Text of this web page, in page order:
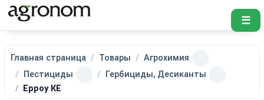
☰
Главная страница Товары
Агрохимия
Пестициды
Гербициды, Десиканты
Ерроу КЕ